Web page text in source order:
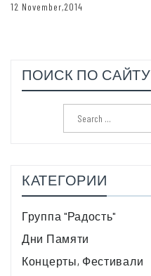
12 November,2014
ПОИСК ПО САЙТУ
КАТЕГОРИИ
Группа "Радость"
Дни Памяти
Концерты, Фестивали